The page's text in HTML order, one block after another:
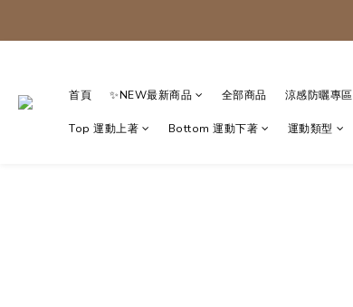
首頁 ✨NEW最新商品 全部商品 涼感防曬專
Top 運動上著 Bottom 運動下著 運動類型